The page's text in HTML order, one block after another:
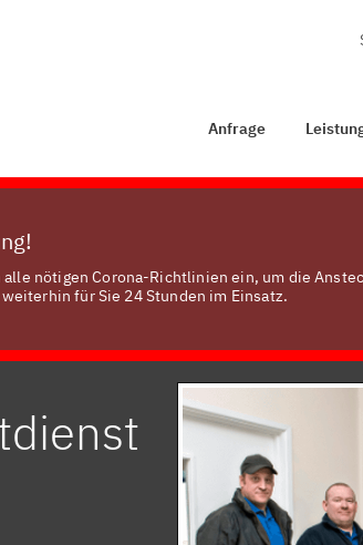
Anfrage
nötigen Corona-Richtlinien ein, um die
für Sie 24 Stunden im Einsatz.